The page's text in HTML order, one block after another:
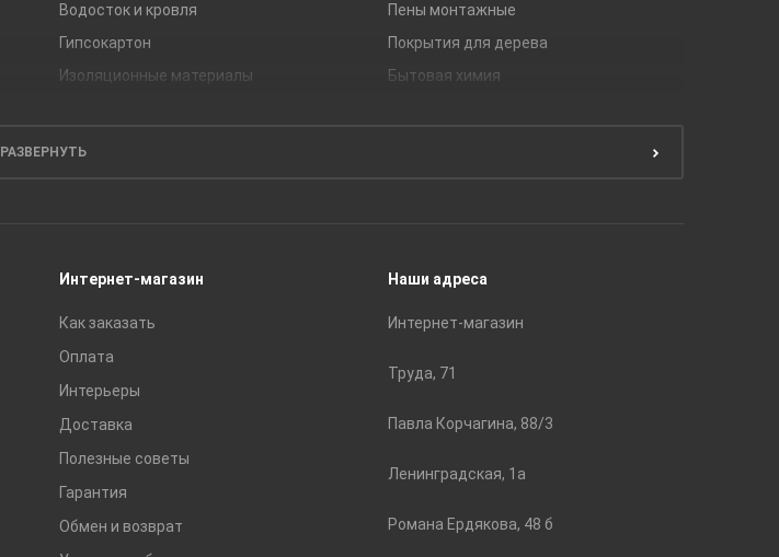
Водосток и кровля
Гипсокартон
Изоляционные материалы
Сухие смеси
Пены монтажные
Покрытия для дерева
Бытовая химия
РАЗВЕРНУТЬ
Интернет-магазин
Как заказать
Оплата
Интерьеры
Доставка
Полезные советы
Гарантия
Обмен и возврат
Наши адреса
Интернет-магазин
Труда, 71
Павла Корчагина, 88/3
Ленинградская, 1а
Романа Ердякова, 48 б